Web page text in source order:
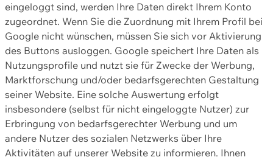
eingeloggt sind, werden Ihre Daten direkt Ihrem Konto
zugeordnet. Wenn Sie die Zuordnung mit Ihrem Profil bei
Google nicht wünschen, müssen Sie sich vor Aktivierung
des Buttons ausloggen. Google speichert Ihre Daten als
Nutzungsprofile und nutzt sie für Zwecke der Werbung,
Marktforschung und/oder bedarfsgerechten Gestaltung
seiner Website. Eine solche Auswertung erfolgt
insbesondere (selbst für nicht eingeloggte Nutzer) zur
Erbringung von bedarfsgerechter Werbung und um
andere Nutzer des sozialen Netzwerks über Ihre
Aktivitäten auf unserer Website zu informieren. Ihnen